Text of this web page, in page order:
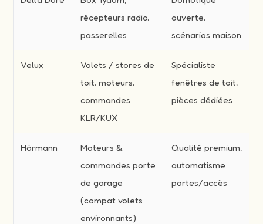
récepteurs radio,
passerelles
ouverte,
scénarios maison
Velux
Volets / stores de
toit, moteurs,
commandes
KLR/KUX
Spécialiste
fenêtres de toit,
pièces dédiées
Hörmann
Moteurs &
commandes porte
de garage
(compat volets
environnants)
Qualité premium,
automatisme
portes/accès